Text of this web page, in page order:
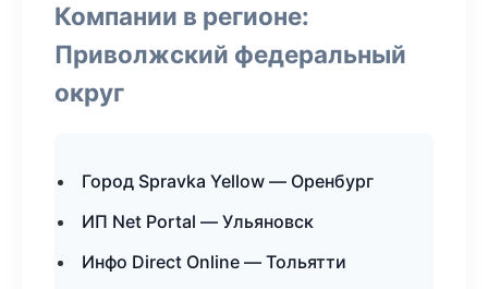
Компании в регионе:
Приволжский федеральный
округ
Город Spravka Yellow — Оренбург
ИП Net Portal — Ульяновск
Инфо Direct Online — Тольятти